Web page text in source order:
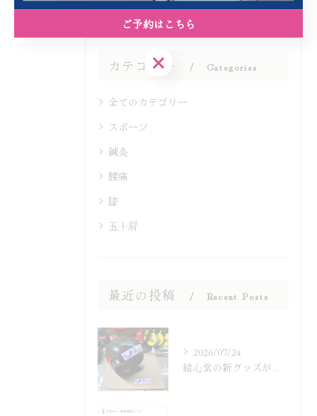
カテゴリー Categories
全てのカテゴリー
スポーツ
鍼灸
腰痛
膝
五十肩
最近の投稿 Recent Posts
2026/07/24
ご予約はこちら
ご予約はこちら